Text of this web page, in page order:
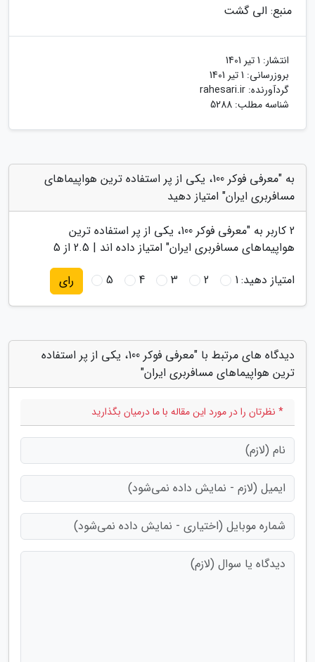
منبع: الی گشت
انتشار: 1 تیر 1401
بروزرسانی: 1 تیر 1401
گردآورنده: rahesari.ir
شناسه مطلب: 5288
به "معرفی فوکر 100، یکی از پر استفاده ترین هواپیماهای
مسافربری ایران" امتیاز دهید
2 کاربر به "
معرفی فوکر 100، یکی از پر استفاده ترین
هواپیماهای مسافربری ایران" امتیاز داده اند | 2.5 از 5
امتیاز دهید:1
2
3
4
5 رای
دیدگاه های مرتبط با "معرفی فوکر 100، یکی از پر استفاده
ترین هواپیماهای مسافربری ایران"
* نظرتان را در مورد این مقاله با ما درمیان بگذارید